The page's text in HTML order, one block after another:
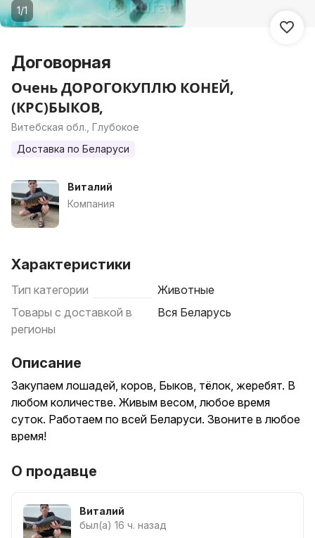
1/1
Договорная
Очень ДОРОГОКУПЛЮ КОНЕЙ,
(КРС)БЫКОВ,
Витебская обл., Глубокое
Доставка по Беларуси
Виталий
Компания
Характеристики
Тип категории
Животные
Товары с доставкой в
регионы
Вся Беларусь
Описание
Закупаем лошадей, коров, Быков, тёлок, жеребят. В
любом количестве. Живым весом, любое время
суток. Работаем по всей Беларуси. Звоните в любое
время!
О продавце
Виталий
был(а) 16 ч. назад